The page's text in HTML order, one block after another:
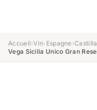
Accueil›Vin› Espagne›
Vega Sicilia Unico Gran